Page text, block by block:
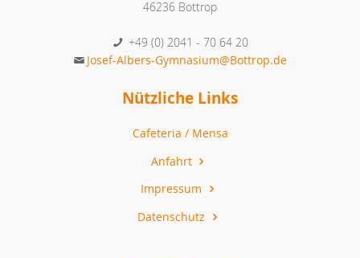
46236 Bottrop
+49 (0) 2041 - 70 64 20
Josef-Albers-Gymnasium@Bottrop.de
Nützliche Links
Cafeteria / Mensa
Anfahrt
Impressum
Datenschutz